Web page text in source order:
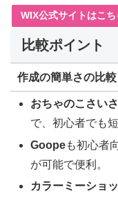
WIX公式サイトはこち
比較ポイント
作成の簡単さの比較
おちゃのこさい
で、初心者でも
Goopeも初心者
が可能で便利。
カラーミーショ